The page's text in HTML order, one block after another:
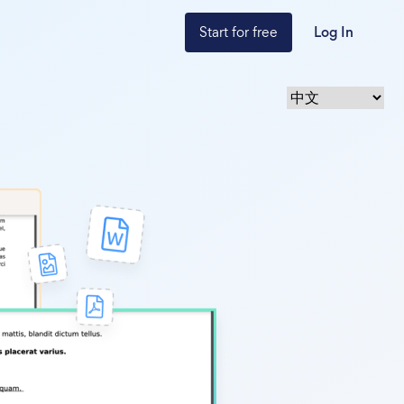
Start for free Log In